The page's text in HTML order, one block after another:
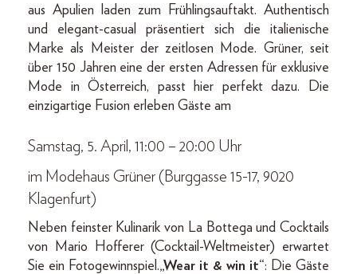
aus Apulien laden zum Frühlingsauftakt. Authentisch
und elegant-casual präsentiert sich die italienische
Marke als Meister der zeitlosen Mode. Grüner, seit
über 150 Jahren eine der ersten Adressen für exklusive
Mode in Österreich, passt hier perfekt dazu. Die
einzigartige Fusion erleben Gäste am
Samstag, 5. April, 11:00 – 20:00 Uhr
im Modehaus Grüner (Burggasse 15-17, 9020
Klagenfurt)
Neben feinster Kulinarik von La Bottega und Cocktails
von Mario Hofferer (Cocktail-Weltmeister) erwartet
Sie ein Fotogewinnspiel.„Wear it & win it“: Die Gäste